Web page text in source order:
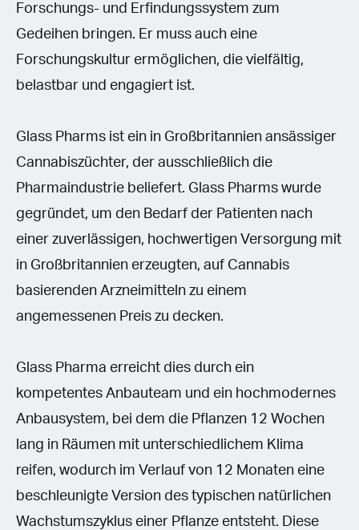
Forschungs- und Erfindungssystem zum
Gedeihen bringen. Er muss auch eine
Forschungskultur ermöglichen, die vielfältig,
belastbar und engagiert ist.
Glass Pharms ist ein in Großbritannien ansässiger
Cannabiszüchter, der ausschließlich die
Pharmaindustrie beliefert. Glass Pharms wurde
gegründet, um den Bedarf der Patienten nach
einer zuverlässigen, hochwertigen Versorgung mit
in Großbritannien erzeugten, auf Cannabis
basierenden Arzneimitteln zu einem
angemessenen Preis zu decken.
Glass Pharma erreicht dies durch ein
kompetentes Anbauteam und ein hochmodernes
Anbausystem, bei dem die Pflanzen 12 Wochen
lang in Räumen mit unterschiedlichem Klima
reifen, wodurch im Verlauf von 12 Monaten eine
beschleunigte Version des typischen natürlichen
Wachstumszyklus einer Pflanze entsteht. Diese